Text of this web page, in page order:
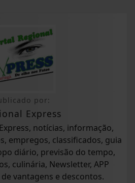
por:
Express
notícias, informação,
empregos, classificados, guia
diário, previsão do tempo,
culinária, Newsletter, APP
vantagens e descontos.